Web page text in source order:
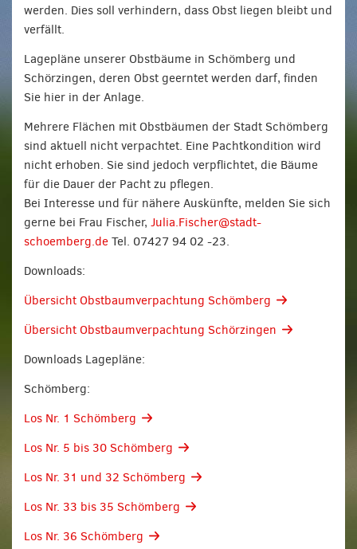
werden. Dies soll verhindern, dass Obst liegen bleibt und
verfällt.
Lagepläne unserer Obstbäume in Schömberg und
Schörzingen, deren Obst geerntet werden darf, finden
Sie hier in der Anlage.
Mehrere Flächen mit Obstbäumen der Stadt Schömberg
sind aktuell nicht verpachtet. Eine Pachtkondition wird
nicht erhoben. Sie sind jedoch verpflichtet, die Bäume
für die Dauer der Pacht zu pflegen.
Bei Interesse und für nähere Auskünfte, melden Sie sich
gerne bei Frau Fischer, Julia.Fischer@stadt-
schoemberg.de Tel. 07427 94 02 -23.
Downloads:
Übersicht Obstbaumverpachtung Schömberg
Übersicht Obstbaumverpachtung Schörzingen
Downloads Lagepläne:
Schömberg:
Los Nr. 1 Schömberg
Los Nr. 5 bis 30 Schömberg
Los Nr. 31 und 32 Schömberg
Los Nr. 33 bis 35 Schömberg
Los Nr. 36 Schömberg